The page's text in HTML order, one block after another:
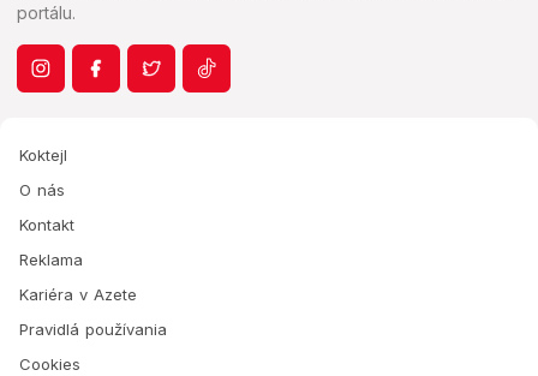
portálu.
Koktejl
O nás
Kontakt
Reklama
Kariéra v Azete
Pravidlá používania
Cookies